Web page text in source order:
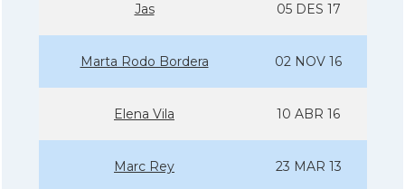
Jas 05 DES 17
Marta Rodo Bordera 02 NOV 16
Elena Vila 10 ABR 16
Marc Rey 23 MAR 13